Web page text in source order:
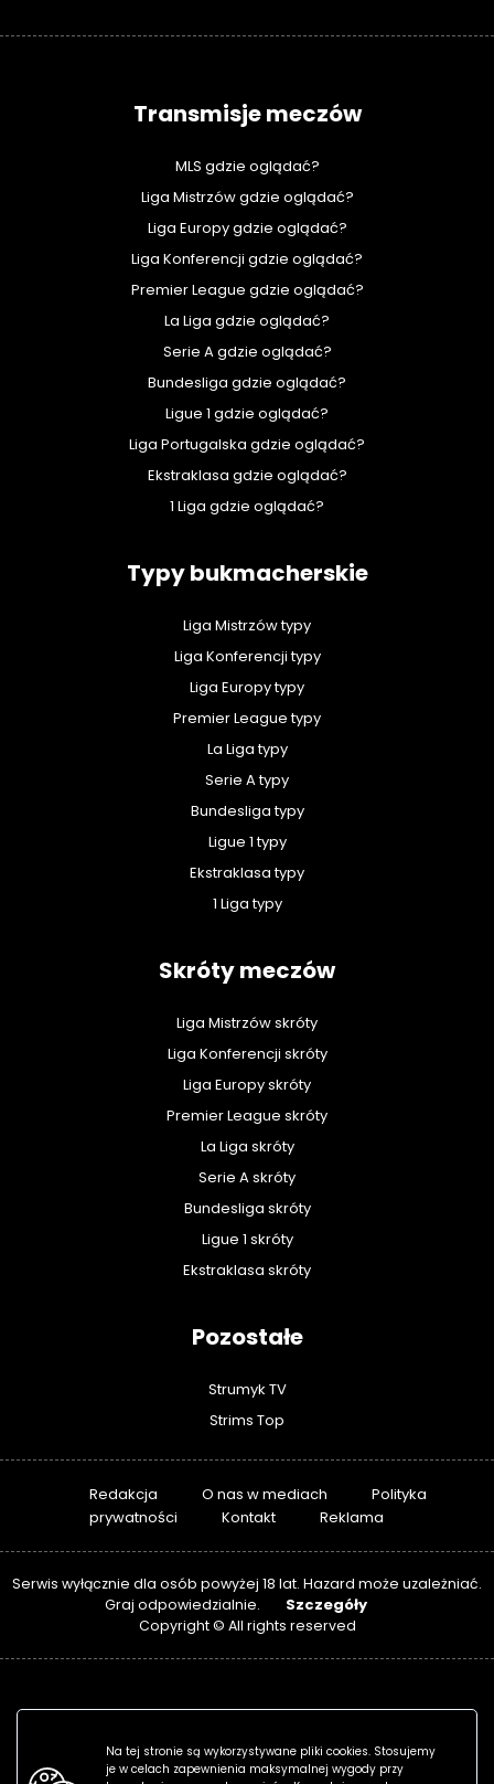
Transmisje meczów
MLS gdzie oglądać?
Liga Mistrzów gdzie oglądać?
Liga Europy gdzie oglądać?
Liga Konferencji gdzie oglądać?
Premier League gdzie oglądać?
La Liga gdzie oglądać?
Serie A gdzie oglądać?
Bundesliga gdzie oglądać?
Ligue 1 gdzie oglądać?
Liga Portugalska gdzie oglądać?
Ekstraklasa gdzie oglądać?
1 Liga gdzie oglądać?
Typy bukmacherskie
Liga Mistrzów typy
Liga Konferencji typy
Liga Europy typy
Premier League typy
La Liga typy
Serie A typy
Bundesliga typy
Ligue 1 typy
Ekstraklasa typy
1 Liga typy
Skróty meczów
Liga Mistrzów skróty
Liga Konferencji skróty
Liga Europy skróty
Premier League skróty
La Liga skróty
Serie A skróty
Bundesliga skróty
Ligue 1 skróty
Ekstraklasa skróty
Pozostałe
Strumyk TV
Strims Top
Redakcja O nas w mediach
Polityka
prywatności
Kontakt Reklama
Serwis wyłącznie dla osób powyżej 18 lat. Hazard może uzależniać.
Graj odpowiedzialnie.
Szczegóły
Copyright © All rights reserved
Na tej stronie są wykorzystywane pliki cookies. Stosujemy
je w celach zapewnienia maksymalnej wygody przy